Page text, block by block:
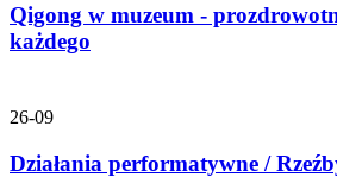
Qigong w muzeum -
każdego
26-09
Działania performatywne /